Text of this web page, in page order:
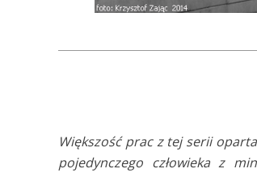
Większość prac z tej serii
pojedynczego człowieka z